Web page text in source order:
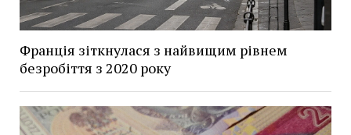
Франція зіткнулася з найвищим рівнем
безробіття з 2020 року